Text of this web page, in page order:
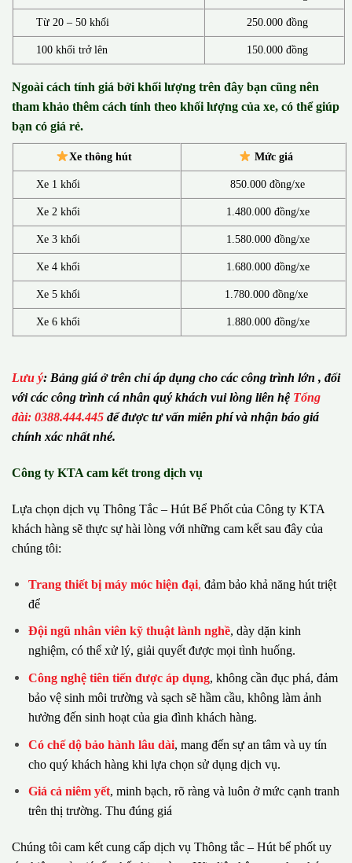
Từ 20 – 50 khối 250.000 đồng
100 khối trở lên 150.000 đồng
Ngoài cách tính giá bởi khối lượng trên đây bạn cũng nên
tham khảo thêm cách tính theo khối lượng của xe, có thể giúp
bạn có giá rẻ.
Xe thông hút Mức giá
Xe 1 khối 850.000 đồng/xe
Xe 2 khối 1.480.000 đồng/xe
Xe 3 khối 1.580.000 đồng/xe
Xe 4 khối 1.680.000 đồng/xe
Xe 5 khối 1.780.000 đồng/xe
Xe 6 khối 1.880.000 đồng/xe
Lưu ý: Bảng giá ở trên chỉ áp dụng cho các công trình lớn , đối
với các công trình cá nhân quý khách vui lòng liên hệ Tổng
đài: 0388.444.445 để được tư vấn miễn phí và nhận báo giá
chính xác nhất nhé.
Công ty KTA cam kết trong dịch vụ
Lựa chọn dịch vụ Thông Tắc – Hút Bể Phốt của Công ty KTA
khách hàng sẽ thực sự hài lòng với những cam kết sau đây của
chúng tôi:
Trang thiết bị máy móc hiện đại, đảm bảo khả năng hút triệt
để
Đội ngũ nhân viên kỹ thuật lành nghề, dày dặn kinh
nghiệm, có thể xử lý, giải quyết được mọi tình huống.
Công nghệ tiên tiến được áp dụng, không cần đục phá, đảm
bảo vệ sinh môi trường và sạch sẽ hầm cầu, không làm ảnh
hưởng đến sinh hoạt của gia đình khách hàng.
Có chế dộ bảo hành lâu dài, mang đến sự an tâm và uy tín
cho quý khách hàng khi lựa chọn sử dụng dịch vụ.
Giá cả niêm yết, minh bạch, rõ ràng và luôn ở mức cạnh tranh
trên thị trường. Thu đúng giá
Chúng tôi cam kết cung cấp dịch vụ Thông tắc – Hút bể phốt uy